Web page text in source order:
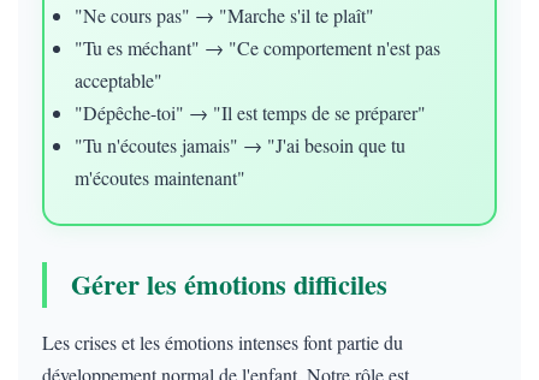
"Ne cours pas" → "Marche s'il te plaît"
"Tu es méchant" → "Ce comportement n'est pas
acceptable"
"Dépêche-toi" → "Il est temps de se préparer"
"Tu n'écoutes jamais" → "J'ai besoin que tu
m'écoutes maintenant"
Gérer les émotions difficiles
Les crises et les émotions intenses font partie du
développement normal de l'enfant. Notre rôle est